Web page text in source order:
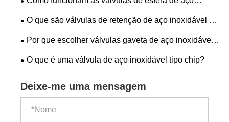
inoxidável?
O que são válvulas de retenção de aço inoxidável e
por que são essenciais em sistemas industriais
Por que escolher válvulas gaveta de aço inoxidável
para sistemas de controle de fluidos industriais?
O que é uma válvula de aço inoxidável tipo chip?
Deixe-me uma mensagem